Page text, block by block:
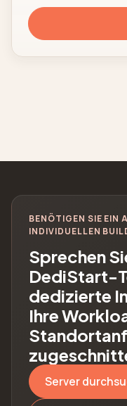
BENÖTIGEN SIE EIN
INDIVIDUELLEN
Sprechen
DediStart-
dedizierte
Ihre
Server